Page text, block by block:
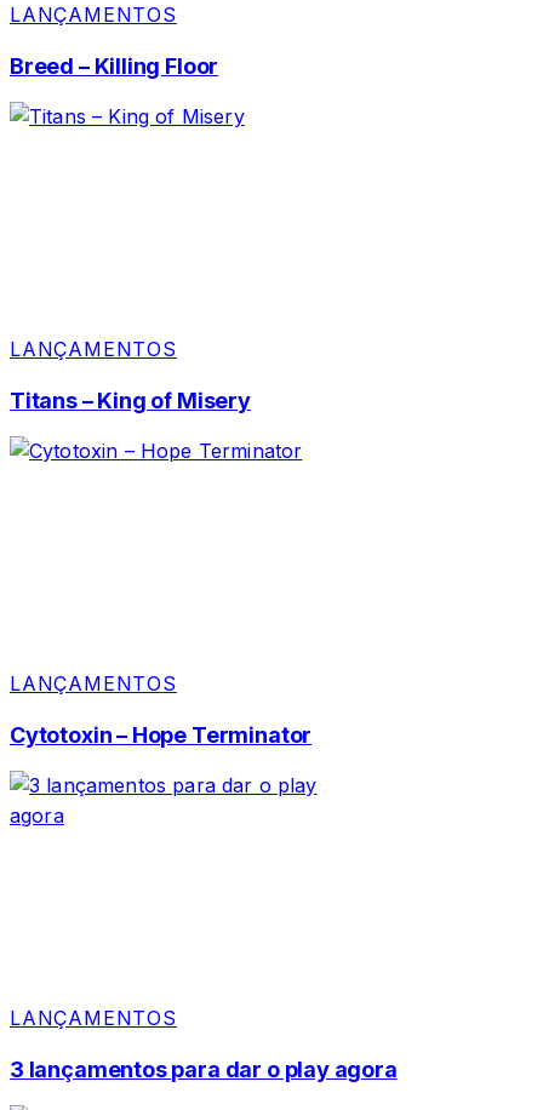
LANÇAMENTOS
Breed – Killing Floor
LANÇAMENTOS
Titans – King of Misery
LANÇAMENTOS
Cytotoxin – Hope Terminator
LANÇAMENTOS
3 lançamentos para dar o play agora